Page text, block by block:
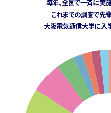
毎年、全国で一斉に実
これまでの調査で先
大阪電気通信大学に入